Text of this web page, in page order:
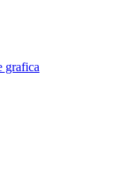
grafica